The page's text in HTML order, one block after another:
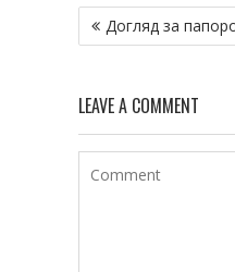
Н
а
и
г
а
Догляд за
LEAVE A COMMENT